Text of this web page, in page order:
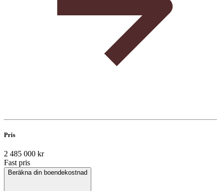
Pris
2 485 000 kr
Fast pris
Beräkna din boendekostnad